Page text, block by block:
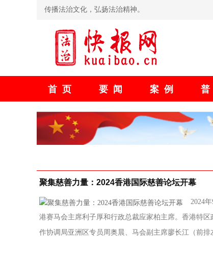
传播法治文化，弘扬法治精神。
首页 要闻 案例
聚集慈善力量：2024香港国际慈善论坛开幕
2024
港赛马会主席利子厚和行政总裁应家柏主席。香港特
作协调局亚洲区专员周奥晨、马会副主席廖长江（前排